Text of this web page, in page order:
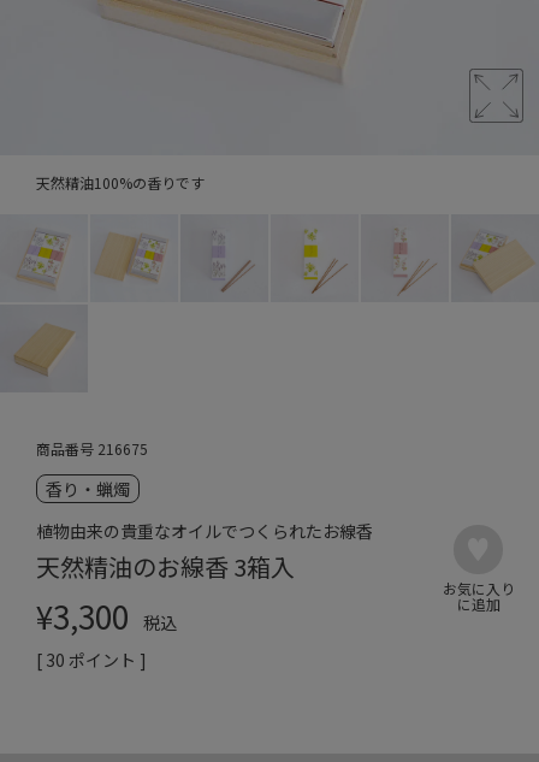
天然精油100%の香りです
商品番号 216675
香り・蝋燭
植物由来の貴重なオイルでつくられたお線香
天然精油のお線香 3箱入
¥3,300
税込
[ 30 ポイント ]